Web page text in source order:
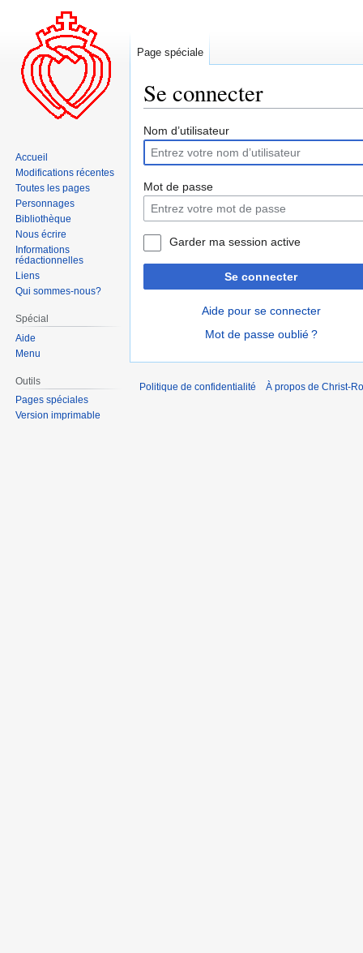
Se connecter
Aller
la
navigation
Aller
la
recherche
Nom d’utilisateur
Mot de passe
Garder ma session active
Se connecter
Aide pour se connecter
Mot de passe oublié ?
Page spéciale
Accueil
Modifications récentes
Toutes les pages
Personnages
Bibliothèque
Nous écrire
Informations
rédactionnelles
Liens
Qui sommes-nous?
Spécial
Aide
Menu
Outils
Pages spéciales
Version imprimable
Politique de confidentialité À propos de Christ-